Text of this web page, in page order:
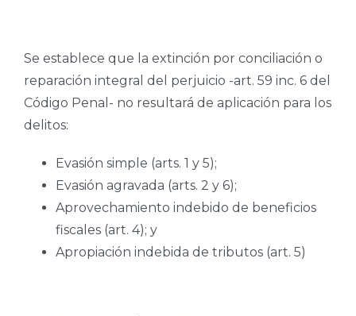
Se establece que la extinción por conciliación o
reparación integral del perjuicio -art. 59 inc. 6 del
Código Penal- no resultará de aplicación para los
delitos:
Evasión simple (arts. 1 y 5);
Evasión agravada (arts. 2 y 6);
Aprovechamiento indebido de beneficios
fiscales (art. 4); y
Apropiación indebida de tributos (art. 5)